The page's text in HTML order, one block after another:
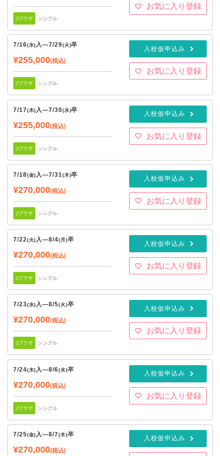
Jプラザ シングル
お気に入り登録
7/16(水)入—7/29(火)卒
¥255,000(税込)
Jプラザ シングル
入校仮申込み
お気に入り登録
7/17(木) 入—7/30(水)卒
¥255,000(税込)
Jプラザ シングル
入校仮申込み
お気に入り登録
7/18(金) 入—7/31(木)卒
¥270,000(税込)
Jプラザ シングル
入校仮申込み
お気に入り登録
7/22(火)入—8/4(月)卒
¥270,000(税込)
Jプラザ シングル
入校仮申込み
お気に入り登録
7/23(水)入—8/5(火)卒
¥270,000(税込)
Jプラザ シングル
入校仮申込み
お気に入り登録
7/24(木) 入—8/6(水)卒
¥270,000(税込)
Jプラザ シングル
入校仮申込み
お気に入り登録
7/25(金) 入—8/7(木)卒
¥270,000(税込)
入校仮申込み